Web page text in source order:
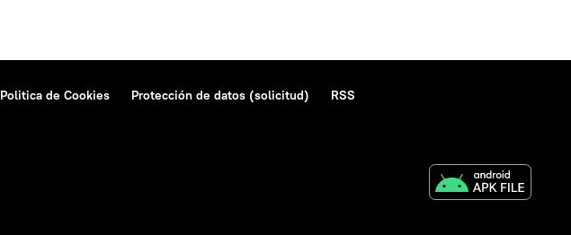
Politica de Cookies Protección de datos (solicitud)
RSS